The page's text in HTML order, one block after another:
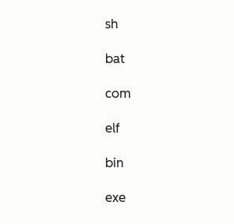
sh
bat
com
elf
bin
exe